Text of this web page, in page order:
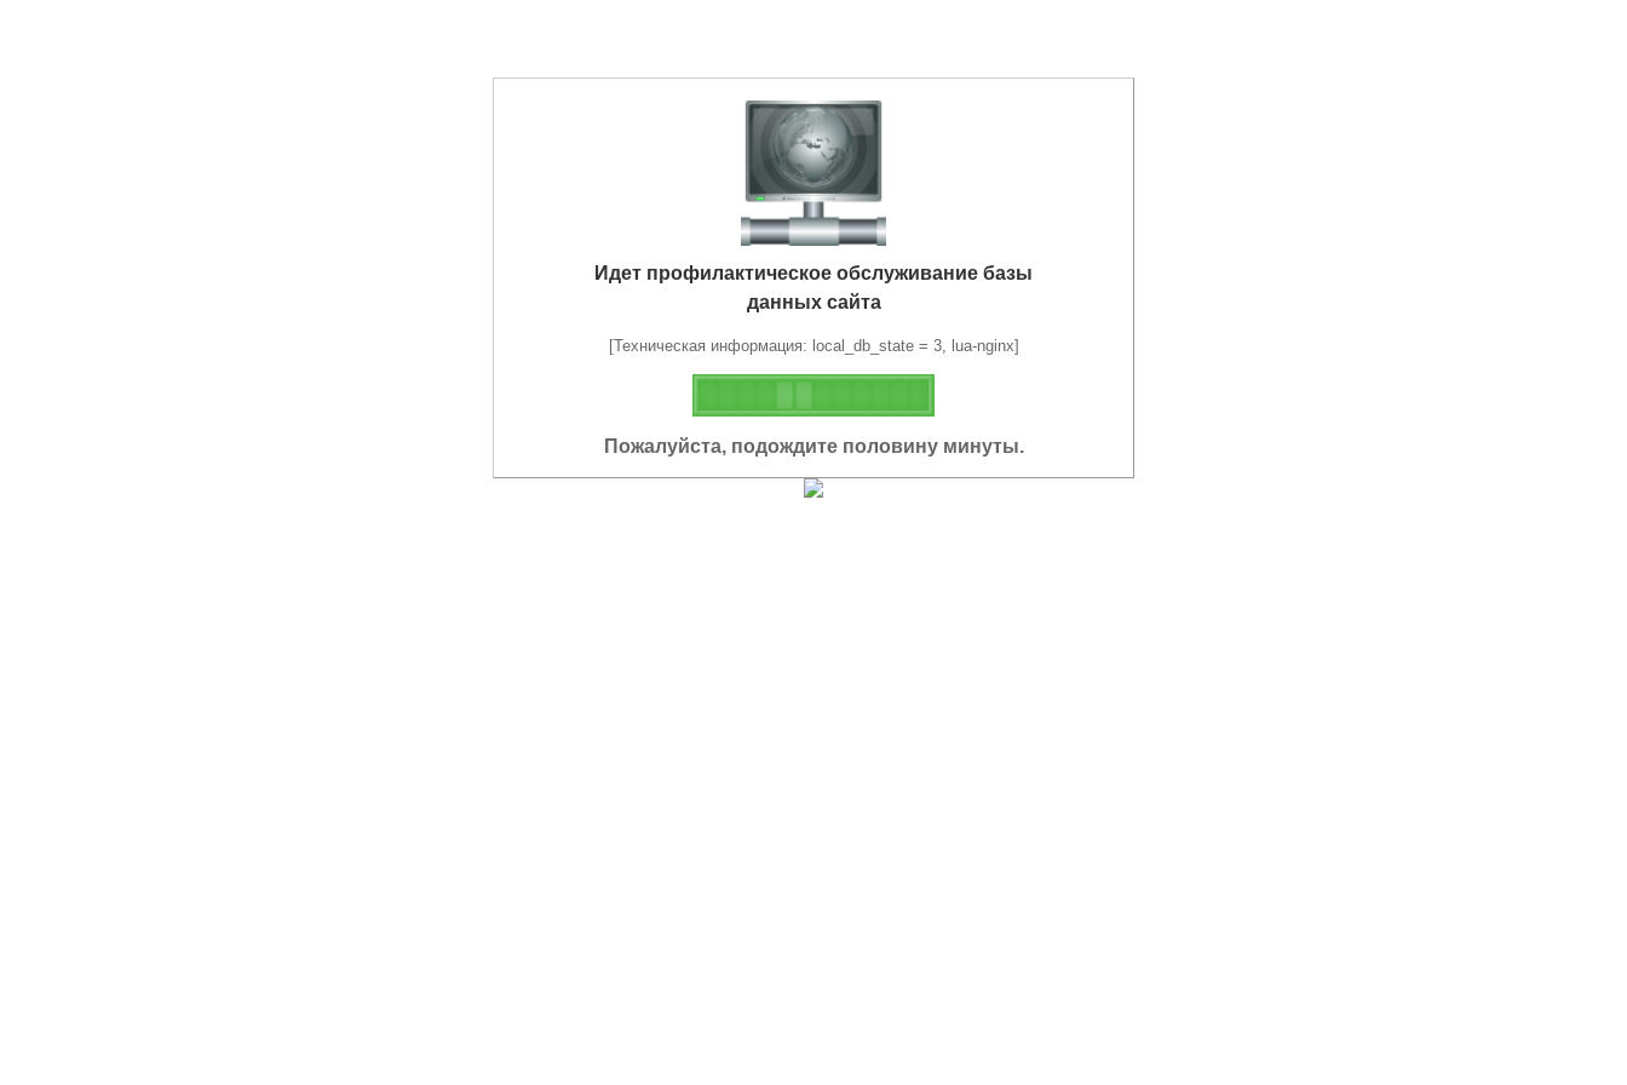
Идет профилактическое обслуживание базы
данных сайта
[Техническая информация: local_db_state = 3, lua-nginx]
Пожалуйста, подождите половину минуты.